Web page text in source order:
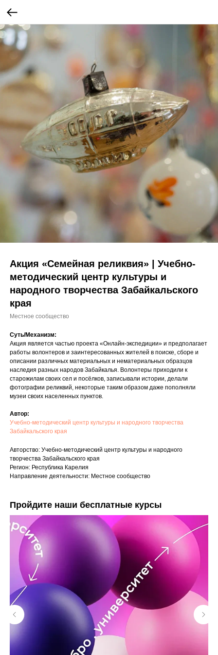
Акция «Семейная реликвия» | Учебно-
методический центр культуры и
народного творчества Забайкальского
края
Местное сообщество
Суть/Механизм:
Акция является частью проекта «Онлайн-экспедиции» и предполагает
работы волонтеров и заинтересованных жителей в поиске, сборе и
описании различных материальных и нематериальных образцов
наследия разных народов Забайкалья. Волонтеры приходили к
старожилам своих сел и посёлков, записывали истории, делали
фотографии реликвий, некоторые таким образом даже пополняли
музеи своих населенных пунктов.
Автор:
Учебно-методический центр культуры и народного творчества
Забайкальского края
Авторство: Учебно-методический центр культуры и народного
творчества Забайкальского края
Регион: Республика Карелия
Направление деятельности: Местное сообщество
Пройдите наши бесплатные курсы